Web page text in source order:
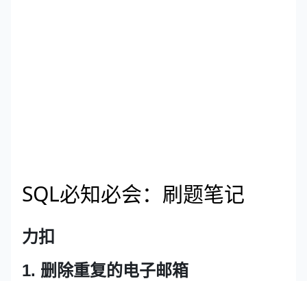
SQL必知必会：刷题笔记
力扣
1. 删除重复的电子邮箱